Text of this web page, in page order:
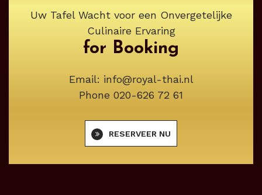
Uw Tafel Wacht voor een Onvergetelijke
Culinaire Ervaring
for Booking
Email: info@royal-thai.nl
Phone 020-626 72 61
RESERVEER NU